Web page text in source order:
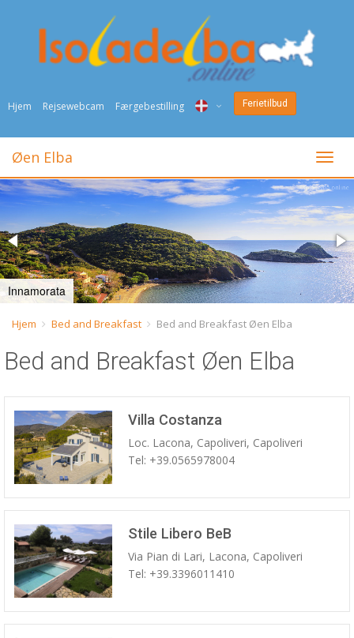
Hjem Rejsewebcam Færgebestilling
ENG
DEU
NED
FRA
Ferietilbud
Togli
Øen Elba
Innamorata
Hjem Bed and Breakfast Bed and Breakfast Øen Elba
Bed and Breakfast Øen Elba
Villa Costanza
Loc. Lacona, Capoliveri, Capoliveri
Tel: +39.0565978004
Stile Libero BeB
Via Pian di Lari, Lacona, Capoliveri
Tel: +39.3396011410